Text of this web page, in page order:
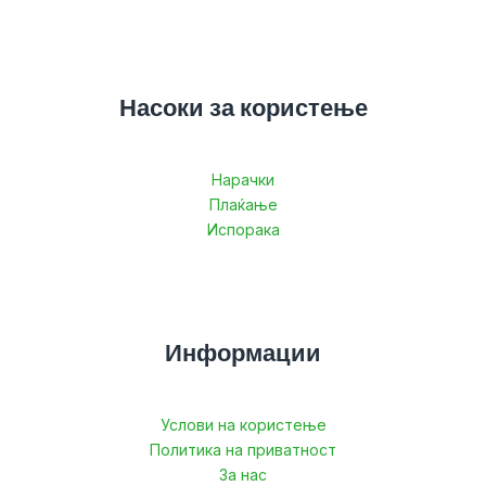
Насоки за користење
Нарачки
Плаќање
Испорака
Информации
Услови на користење
Политика на приватност
За нас